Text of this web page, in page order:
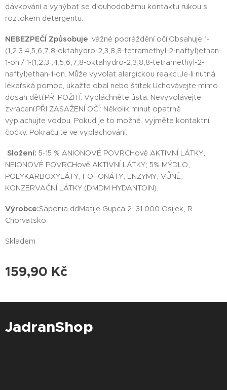
dávkování a vyhýbat se dlouhodobému kontaktu rukou s
roztokem detergentu.
NEBEZPEČÍ Způsobuje :vážné podráždění očí.Obsahuje 1-
(1,2,3,4,5,6,7,8-oktahydro-2,3,8,8-tetramethyl-2-naftyl)ethan-
1-on / 1-(1,2,3 ,4,5,6,7,8-oktahydro-2,3,8,8-tetramethyl-2-
naftyl)ethan-1-on. Může vyvolat alergickou reakci.Je-li nutná
lékařská pomoc, ukažte obal nebo štítek.Uchovávejte mimo
dosah dětí.PŘI POŽITÍ: Vypláchněte ústa. Nevyvolávejte
zvracení.PŘI ZASAŽENÍ OČÍ: Několik minut opatrně
vyplachujte vodou. Pokud je to možné, vyjměte kontaktní
čočky. Pokračujte ve vyplachování.
Složení: 5-15 % ANIONOVÉ POVRCHově AKTIVNÍ LÁTKY,
NEIONOVÉ POVRCHově AKTIVNÍ LÁTKY; 5% MÝDLO,
POLYKARBOXYLÁTY, FOFONÁTY; ENZYMY, VŮNĚ,
KONZERVAČNÍ LÁTKY (DMDM HYDANTOIN).
Výrobce:Saponia ddMatije Gupca 2, 31 000 Osijek, R.
Chorvatsko
Skladem
159,90 Kč
JadranShop